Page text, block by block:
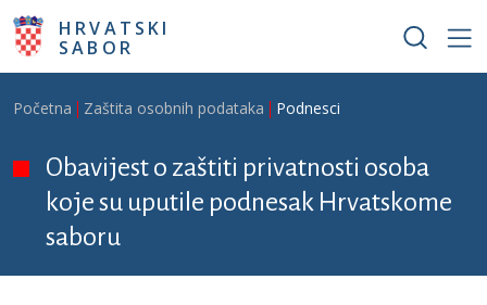
Skoči na glavni sadržaj
HRVATSKI
SABOR
Breadcrumb
Početna Zaštita osobnih podataka Podnesci
Obavijest o zaštiti privatnosti osoba
koje su uputile podnesak Hrvatskome
saboru